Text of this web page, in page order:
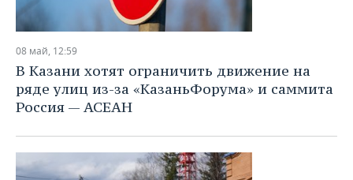
08 май, 12:59
В Казани хотят ограничить движение на
ряде улиц из-за «КазаньФорума» и саммита
Россия — АСЕАН